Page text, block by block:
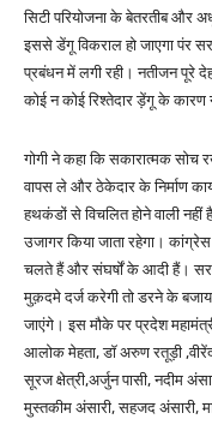
सिटी परियोजना के बेतरतीब और
इससे डेंगू विकराल हो जाएगा
प्रबंधन में लगी रही। नतीजन पूरे
कोई न कोई रिश्तेदार ड़ेंगू के कारण
गोगी ने कहा कि सकारात्मक सोच
वापस ले और ठेकेदार के निर्माण
हथकंडों से विचलित होने वाली
उजागर किया जाता रहेगा।
चलते हैं और संघर्षों के आदी हैं।
मुक़दमे दर्ज करेगी तो डरने के
जाएंगे। इस मौके पर प्रदेश
आलोक मेहता, डॉ अरुण रतूड़ी
सूरज क्षेत्री,अर्जुन पासी, नदीम
मुस्तकीम अंसारी, सहजद अंसारी,